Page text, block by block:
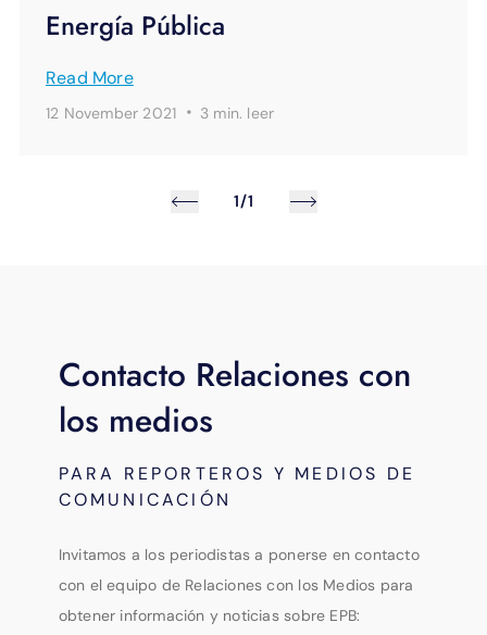
Energía Pública
Read More
12 November 2021 · 3 min. leer
1/1
Contacto Relaciones con
los medios
PARA REPORTEROS Y MEDIOS DE
COMUNICACIÓN
Invitamos a los periodistas a ponerse en contacto
con el equipo de Relaciones con los Medios para
obtener información y noticias sobre EPB: